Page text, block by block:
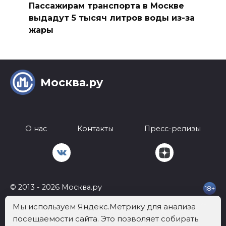
Пассажирам транспорта в Москве
выдадут 5 тысяч литров воды из-за
жары
Москва.ру
О нас Контакты Пресс-релизы
© 2013 - 2026 Москва.ру 18+
Телефон: Почта: info@mockva.ru
г.Санкт-Петербург, ВН.ТЕР.Г. МУНИЦИПАЛЬНЫЙ ОКРУГ АПТЕКАРСКИЙ
ОСТРОВ, УЛ ЧАПЫГИНА, Д. 6 ЛИТЕРА П, ОФИС 316
Мы используем Яндекс.Метрику для анализа
посещаемости сайта. Это позволяет собирать